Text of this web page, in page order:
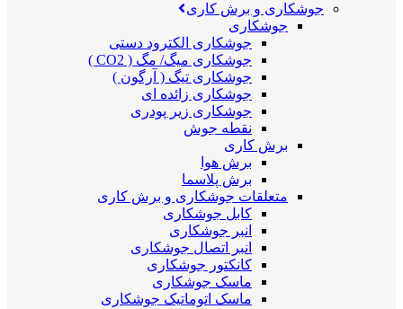
جوشکاری و برش کاری
جوشکاری
جوشکاری الکترود دستی
جوشکاری میگ/ مگ ( CO2 )
جوشکاری تیگ ( آرگون )
جوشکاری زائده ای
جوشکاری زیر پودری
نقطه جوش
برش کاری
برش هوا
برش پلاسما
متعلقات جوشکاری و برش کاری
کابل جوشکاری
انبر جوشکاری
انبر اتصال جوشکاری
کانکتور جوشکاری
ماسک جوشکاری
ماسک اتوماتیک جوشکاری